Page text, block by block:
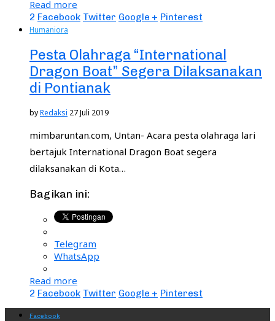
Read more
2 Facebook Twitter Google + Pinterest
Humaniora
Pesta Olahraga “International
Dragon Boat” Segera Dilaksanakan
di Pontianak
byRedaksi 27 Juli 2019
mimbaruntan.com, Untan- Acara pesta olahraga lari
bertajuk International Dragon Boat segera
dilaksanakan di Kota…
Bagikan ini:
Telegram
WhatsApp
Read more
2 Facebook Twitter Google + Pinterest
Facebook